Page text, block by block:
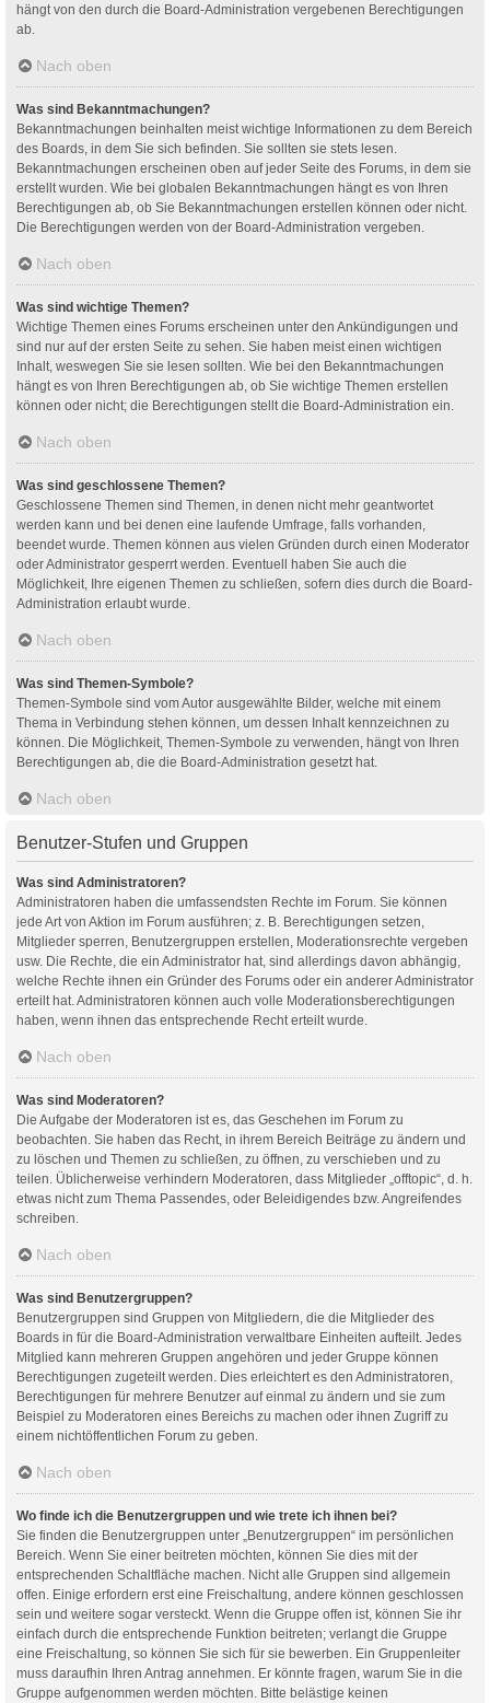
hängt von den durch die Board-Administration vergebenen Berechtigungen
ab.
Nach oben
Was sind Bekanntmachungen?
Bekanntmachungen beinhalten meist wichtige Informationen zu dem Bereich
des Boards, in dem Sie sich befinden. Sie sollten sie stets lesen.
Bekanntmachungen erscheinen oben auf jeder Seite des Forums, in dem sie
erstellt wurden. Wie bei globalen Bekanntmachungen hängt es von Ihren
Berechtigungen ab, ob Sie Bekanntmachungen erstellen können oder nicht.
Die Berechtigungen werden von der Board-Administration vergeben.
Nach oben
Was sind wichtige Themen?
Wichtige Themen eines Forums erscheinen unter den Ankündigungen und
sind nur auf der ersten Seite zu sehen. Sie haben meist einen wichtigen
Inhalt, weswegen Sie sie lesen sollten. Wie bei den Bekanntmachungen
hängt es von Ihren Berechtigungen ab, ob Sie wichtige Themen erstellen
können oder nicht; die Berechtigungen stellt die Board-Administration ein.
Nach oben
Was sind geschlossene Themen?
Geschlossene Themen sind Themen, in denen nicht mehr geantwortet
werden kann und bei denen eine laufende Umfrage, falls vorhanden,
beendet wurde. Themen können aus vielen Gründen durch einen Moderator
oder Administrator gesperrt werden. Eventuell haben Sie auch die
Möglichkeit, Ihre eigenen Themen zu schließen, sofern dies durch die Board-
Administration erlaubt wurde.
Nach oben
Was sind Themen-Symbole?
Themen-Symbole sind vom Autor ausgewählte Bilder, welche mit einem
Thema in Verbindung stehen können, um dessen Inhalt kennzeichnen zu
können. Die Möglichkeit, Themen-Symbole zu verwenden, hängt von Ihren
Berechtigungen ab, die die Board-Administration gesetzt hat.
Nach oben
Benutzer-Stufen und Gruppen
Was sind Administratoren?
Administratoren haben die umfassendsten Rechte im Forum. Sie können
jede Art von Aktion im Forum ausführen; z. B. Berechtigungen setzen,
Mitglieder sperren, Benutzergruppen erstellen, Moderationsrechte vergeben
usw. Die Rechte, die ein Administrator hat, sind allerdings davon abhängig,
welche Rechte ihnen ein Gründer des Forums oder ein anderer Administrator
erteilt hat. Administratoren können auch volle Moderationsberechtigungen
haben, wenn ihnen das entsprechende Recht erteilt wurde.
Nach oben
Was sind Moderatoren?
Die Aufgabe der Moderatoren ist es, das Geschehen im Forum zu
beobachten. Sie haben das Recht, in ihrem Bereich Beiträge zu ändern und
zu löschen und Themen zu schließen, zu öffnen, zu verschieben und zu
teilen. Üblicherweise verhindern Moderatoren, dass Mitglieder „offtopic“, d. h.
etwas nicht zum Thema Passendes, oder Beleidigendes bzw. Angreifendes
schreiben.
Nach oben
Was sind Benutzergruppen?
Benutzergruppen sind Gruppen von Mitgliedern, die die Mitglieder des
Boards in für die Board-Administration verwaltbare Einheiten aufteilt. Jedes
Mitglied kann mehreren Gruppen angehören und jeder Gruppe können
Berechtigungen zugeteilt werden. Dies erleichtert es den Administratoren,
Berechtigungen für mehrere Benutzer auf einmal zu ändern und sie zum
Beispiel zu Moderatoren eines Bereichs zu machen oder ihnen Zugriff zu
einem nichtöffentlichen Forum zu geben.
Nach oben
Wo finde ich die Benutzergruppen und wie trete ich ihnen bei?
Sie finden die Benutzergruppen unter „Benutzergruppen“ im persönlichen
Bereich. Wenn Sie einer beitreten möchten, können Sie dies mit der
entsprechenden Schaltfläche machen. Nicht alle Gruppen sind allgemein
offen. Einige erfordern erst eine Freischaltung, andere können geschlossen
sein und weitere sogar versteckt. Wenn die Gruppe offen ist, können Sie ihr
einfach durch die entsprechende Funktion beitreten; verlangt die Gruppe
eine Freischaltung, so können Sie sich für sie bewerben. Ein Gruppenleiter
muss daraufhin Ihren Antrag annehmen. Er könnte fragen, warum Sie in die
Gruppe aufgenommen werden möchten. Bitte belästige keinen